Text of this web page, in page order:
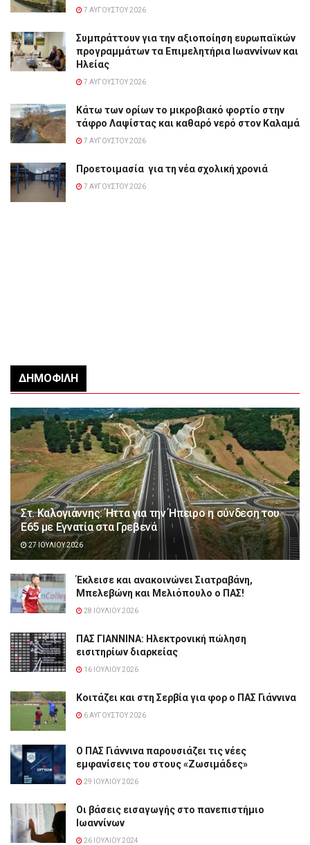
7 ΑΥΓΟΎΣΤΟΥ 2026
Συμπράττουν για την αξιοποίηση ευρωπαϊκών
προγραμμάτων τα Επιμελητήρια Ιωαννίνων και
Ηλείας
7 ΑΥΓΟΎΣΤΟΥ 2026
Κάτω των ορίων το μικροβιακό φορτίο στην
τάφρο Λαψίστας και καθαρό νερό στον Καλαμά
7 ΑΥΓΟΎΣΤΟΥ 2026
Προετοιμασία για τη νέα σχολική χρονιά
7 ΑΥΓΟΎΣΤΟΥ 2026
ΔΗΜΟΦΙΛΉ
Στ. Καλογιάννης: Ήττα για την Ήπειρο η σύνδεση του
Ε65 με Εγνατία στα Γρεβενά
27 ΙΟΥΛΊΟΥ 2026
Έκλεισε και ανακοινώνει Σιατραβάνη,
Μπελεβώνη και Μελιόπουλο ο ΠΑΣ!
28 ΙΟΥΛΊΟΥ 2026
ΠΑΣ ΓΙΑΝΝΙΝΑ: Hλεκτρονική πώληση
εισιτηρίων διαρκείας
16 ΙΟΥΛΊΟΥ 2026
Κοιτάζει και στη Σερβία για φορ ο ΠΑΣ Γιάννινα
6 ΑΥΓΟΎΣΤΟΥ 2026
Ο ΠΑΣ Γιάννινα παρουσιάζει τις νέες
εμφανίσεις του στους «Ζωσιμάδες»
29 ΙΟΥΛΊΟΥ 2026
Οι βάσεις εισαγωγής στο πανεπιστήμιο
Ιωαννίνων
26 ΙΟΥΛΊΟΥ 2024